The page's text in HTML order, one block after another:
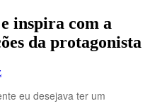
inspira com a
da protagonista
eu desejava ter um